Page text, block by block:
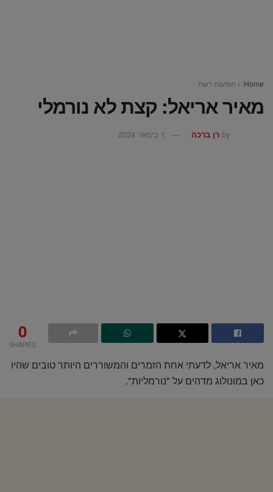
Home תופעות רשת
מאיר אריאל: קצת לא נורמלי
by רן ברכה 1 בינואר 2024
0
SHARES
מאיר אריאל, לדעתי אחת הזמרים והמשוררים היותר טובים שהיו
כאן במונולוג מדהים על "נורמליות".